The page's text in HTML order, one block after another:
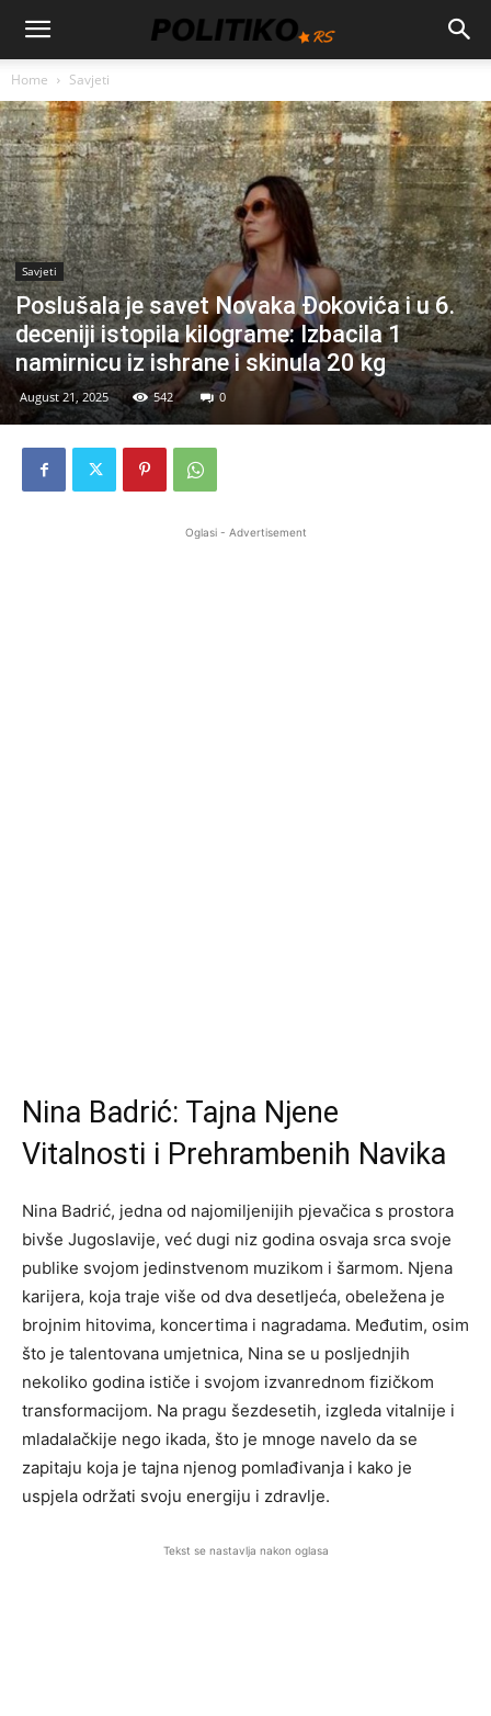
Home Savjeti
Savjeti
Poslušala je savet Novaka Đokovića i u 6.
deceniji istopila kilograme: Izbacila 1
namirnicu iz ishrane i skinula 20 kg
August 21, 2025 542 0
Oglasi - Advertisement
Nina Badrić: Tajna Njene
Vitalnosti i Prehrambenih Navika
Nina Badrić, jedna od najomiljenijih pjevačica s prostora
bivše Jugoslavije, već dugi niz godina osvaja srca svoje
publike svojom jedinstvenom muzikom i šarmom. Njena
karijera, koja traje više od dva desetljeća, obeležena je
brojnim hitovima, koncertima i nagradama. Međutim, osim
što je talentovana umjetnica, Nina se u posljednjih
nekoliko godina ističe i svojom izvanrednom fizičkom
transformacijom. Na pragu šezdesetih, izgleda vitalnije i
mladalačkije nego ikada, što je mnoge navelo da se
zapitaju koja je tajna njenog pomlađivanja i kako je
uspjela održati svoju energiju i zdravlje.
Tekst se nastavlja nakon oglasa